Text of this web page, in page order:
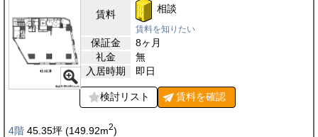
賃料 相談
賃料を知りたい
保証金
8ヶ月
礼金
無
入居時期
即日
検討リスト 賃料を確認
4階 45.35坪 (149.92m2)